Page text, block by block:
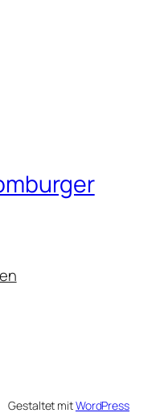
Gestaltet mitWordPress